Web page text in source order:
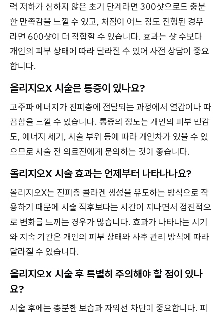
력 저하가 심하지 않은 초기 단계라면 300샷으로도 충분
한 만족감을 느낄 수 있고, 처짐이 어느 정도 진행된 경우
라면 600샷이 더 적합할 수 있습니다. 효과는 샷 수보다
개인의 피부 상태에 따라 달라질 수 있어 사전 상담이 중요
합니다.
올리지오X 시술은 통증이 있나요?
고주파 에너지가 진피층에 전달되는 과정에서 열감이나 따
끔함을 느낄 수 있습니다. 통증의 정도는 개인의 피부 민감
도, 에너지 세기, 시술 부위 등에 따라 개인차가 있을 수 있
으므로 시술 전 의료진에게 문의하는 것이 좋습니다.
올리지오X 시술 효과는 언제부터 나타나나요?
올리지오X는 진피층 콜라겐 생성을 유도하는 방식으로 작
용하기 때문에 시술 직후보다는 시간이 지나면서 점진적으
로 변화를 느끼는 경우가 많습니다. 효과가 나타나는 시기
와 지속 기간은 개인의 피부 상태와 사후 관리 방식에 따라
달라질 수 있습니다.
올리지오X 시술 후 특별히 주의해야 할 점이 있나
요?
시술 후에는 충분한 보습과 자외선 차단이 중요합니다. 피